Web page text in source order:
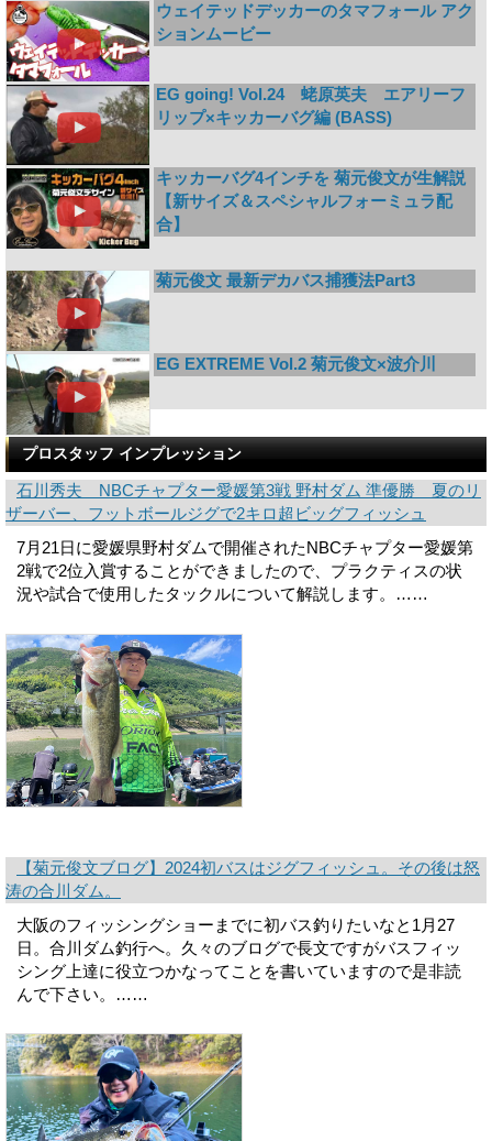
ウェイテッドデッカーのタマフォール アク
ションムービー
EG going! Vol.24 蛯原英夫 エアリーフ
リップ×キッカーバグ編 (BASS)
キッカーバグ4インチを 菊元俊文が生解説
【新サイズ＆スペシャルフォーミュラ配
合】
菊元俊文 最新デカバス捕獲法Part3
EG EXTREME Vol.2 菊元俊文×波介川
プロスタッフ インプレッション
石川秀夫 NBCチャプター愛媛第3戦 野村ダム 準優勝 夏のリ
ザーバー、フットボールジグで2キロ超ビッグフィッシュ
7月21日に愛媛県野村ダムで開催されたNBCチャプター愛媛第
2戦で2位入賞することができましたので、プラクティスの状
況や試合で使用したタックルについて解説します。……
【菊元俊文ブログ】2024初バスはジグフィッシュ。その後は怒
涛の合川ダム。
大阪のフィッシングショーまでに初バス釣りたいなと1月27
日。合川ダム釣行へ。久々のブログで長文ですがバスフィッ
シング上達に役立つかなってことを書いていますので是非読
んで下さい。……